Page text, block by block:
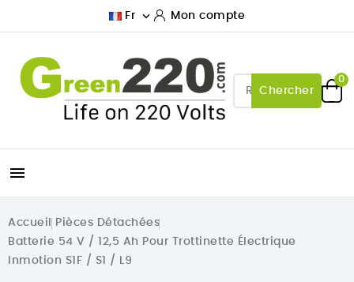
Fr  Mon compte
Chercher
0

Accueil
Pièces Détachées
Batterie 54 V / 12,5 Ah Pour Trottinette Électrique
Inmotion S1F / S1 / L9